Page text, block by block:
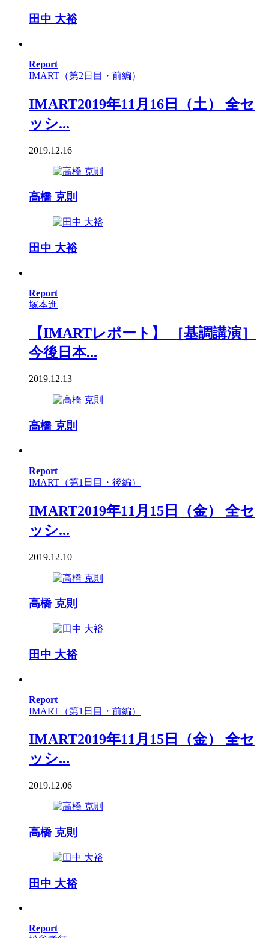
田中 大裕
Report
IMART（第2日目・前編）
IMART2019年11月16日（土） 全セ
ッシ...
2019.12.16
高橋 克則
田中 大裕
Report
塚本進
【IMARTレポート】 ［基調講演］
今後日本...
2019.12.13
高橋 克則
Report
IMART（第1日目・後編）
IMART2019年11月15日（金） 全セ
ッシ...
2019.12.10
高橋 克則
田中 大裕
Report
IMART（第1日目・前編）
IMART2019年11月15日（金） 全セ
ッシ...
2019.12.06
高橋 克則
田中 大裕
Report